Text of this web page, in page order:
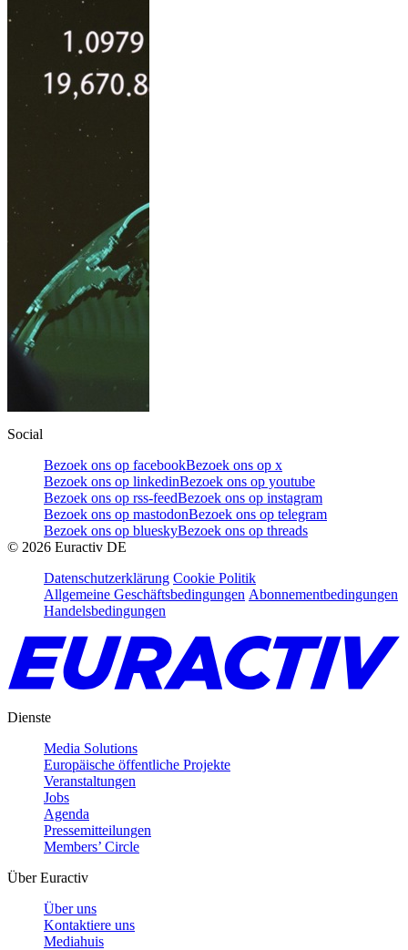
Social
Bezoek ons op facebookBezoek ons op x
Bezoek ons op linkedinBezoek ons op youtube
Bezoek ons op rss-feedBezoek ons op instagram
Bezoek ons op mastodonBezoek ons op telegram
Bezoek ons op blueskyBezoek ons op threads
© 2026 Euractiv DE
Datenschutzerklärung Cookie Politik
Allgemeine Geschäftsbedingungen Abonnementbedingungen
Handelsbedingungen
Dienste
Media Solutions
Europäische öffentliche Projekte
Veranstaltungen
Jobs
Agenda
Pressemitteilungen
Members’ Circle
Über Euractiv
Über uns
Kontaktiere uns
Mediahuis